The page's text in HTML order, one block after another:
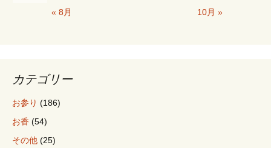
ョ
ン
« 8月
10月 »
カテゴリー
お参り (186)
お香 (54)
その他 (25)